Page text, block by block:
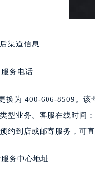
东莞市东城街道鸿福
无锡市梁溪区人民中
苏州市苏州工业园区
南宁市青秀区金湖路
泉州市丰泽区宝洲路
青岛市南区山东路6
烟台市芝罘区胜利路
贵阳市南明区都司高
渠道信息
务电话
换为 400-606-8509。该
型业务。客服在线时间
约到店或邮寄服务，可
务中心地址